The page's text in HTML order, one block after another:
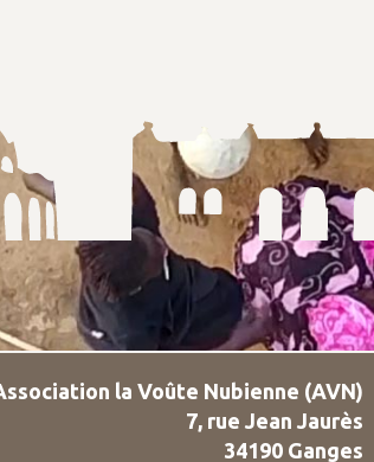
la Voûte Nubienne (AVN)
7, rue Jean Jaurès
34190 Ganges